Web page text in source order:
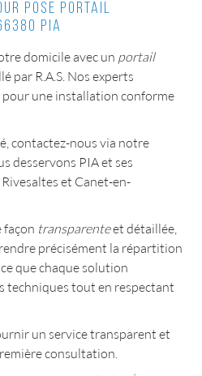
pose portail
PIA
domicile avec un portail
par R.A.S. Nos experts
une installation conforme
contactez-nous via notre
desservons PIA et ses
et Canet-en-
façon transparenteet détaillée,
précisément la répartition
que chaque solution
techniques tout en respectant
un service transparent et
consultation.